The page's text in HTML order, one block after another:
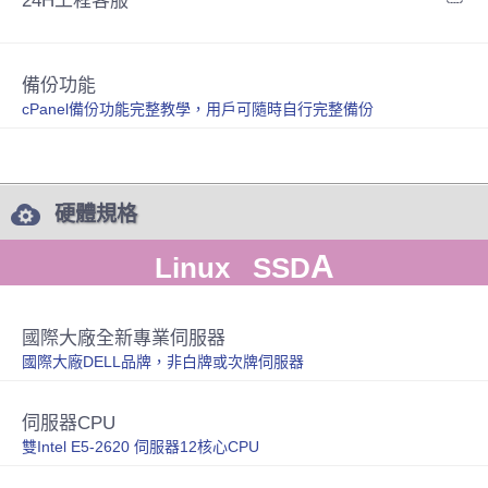
備份功能
cPanel備份功能完整教學，用戶可隨時自行完整備份
硬體規格
Linux SSDA
國際大廠全新專業伺服器
國際大廠DELL品牌，非白牌或次牌伺服器
伺服器CPU
雙Intel E5-2620 伺服器12核心CPU